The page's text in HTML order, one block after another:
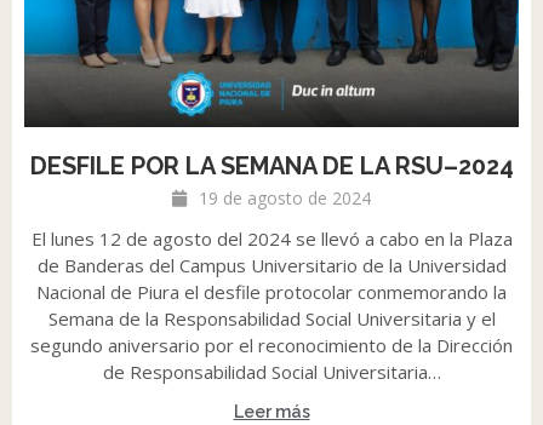
DESFILE POR LA SEMANA DE LA RSU–2024
19 de agosto de 2024
El lunes 12 de agosto del 2024 se llevó a cabo en la Plaza
de Banderas del Campus Universitario de la Universidad
Nacional de Piura el desfile protocolar conmemorando la
Semana de la Responsabilidad Social Universitaria y el
segundo aniversario por el reconocimiento de la Dirección
de Responsabilidad Social Universitaria…
Leer más